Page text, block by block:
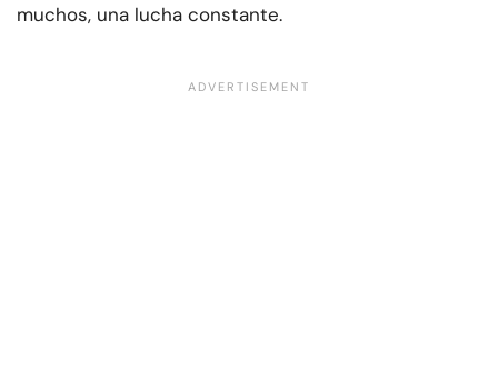
muchos, una lucha constante.